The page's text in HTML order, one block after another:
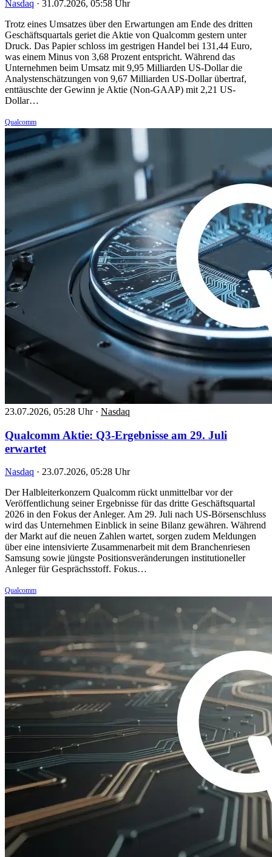
Nasdaq · 31.07.2026, 05:58 Uhr
Trotz eines Umsatzes über den Erwartungen am Ende des dritten
Geschäftsquartals geriet die Aktie von Qualcomm gestern unter
Druck. Das Papier schloss im gestrigen Handel bei 131,44 Euro,
was einem Minus von 3,68 Prozent entspricht. Während das
Unternehmen beim Umsatz mit 9,95 Milliarden US-Dollar die
Analystenschätzungen von 9,67 Milliarden US-Dollar übertraf,
enttäuschte der Gewinn je Aktie (Non-GAAP) mit 2,21 US-
Dollar…
Qualcomm
23.07.2026, 05:28 Uhr · Nasdaq
Qualcomm Aktie: Q3-Ergebnisse am 29. Juli
erwartet
Nasdaq · 23.07.2026, 05:28 Uhr
Der Halbleiterkonzern Qualcomm rückt unmittelbar vor der
Veröffentlichung seiner Ergebnisse für das dritte Geschäftsquartal
2026 in den Fokus der Anleger. Am 29. Juli nach US-Börsenschluss
wird das Unternehmen Einblick in seine Bilanz gewähren. Während
der Markt auf die neuen Zahlen wartet, sorgen zudem Meldungen
über eine intensivierte Zusammenarbeit mit dem Branchenriesen
Samsung sowie jüngste Positionsveränderungen institutioneller
Anleger für Gesprächsstoff. Fokus…
Qualcomm